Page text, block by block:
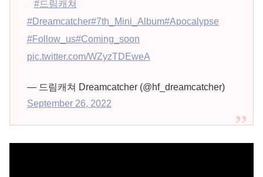
#드림캐쳐
#Dreamcatcher#7th_Mini_Album#Apocalypse
#Follow_us#Coming_soon
pic.twitter.com/WZyzTDEweA
— 드림캐쳐 Dreamcatcher (@hf_dreamcatcher)
September 26, 2022